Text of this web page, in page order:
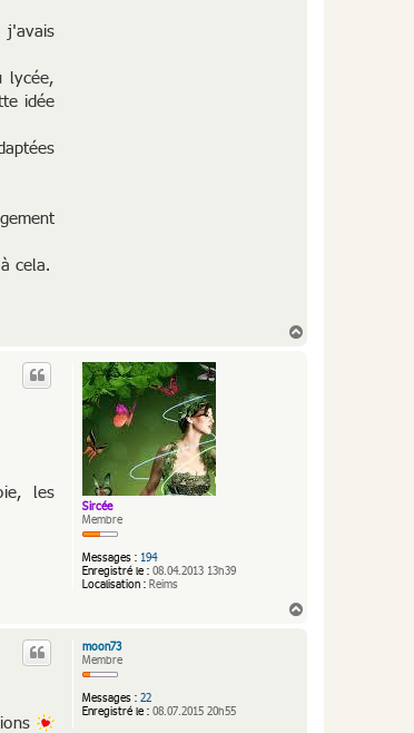
j'avais
lycée,
idée
cela.
Sircée
Membre
Messages : 194
Enregistré le : 08.04.2013 13h39
Localisation : Reims
les
moon73
Membre
Messages : 22
Enregistré le : 08.07.2015 20h55